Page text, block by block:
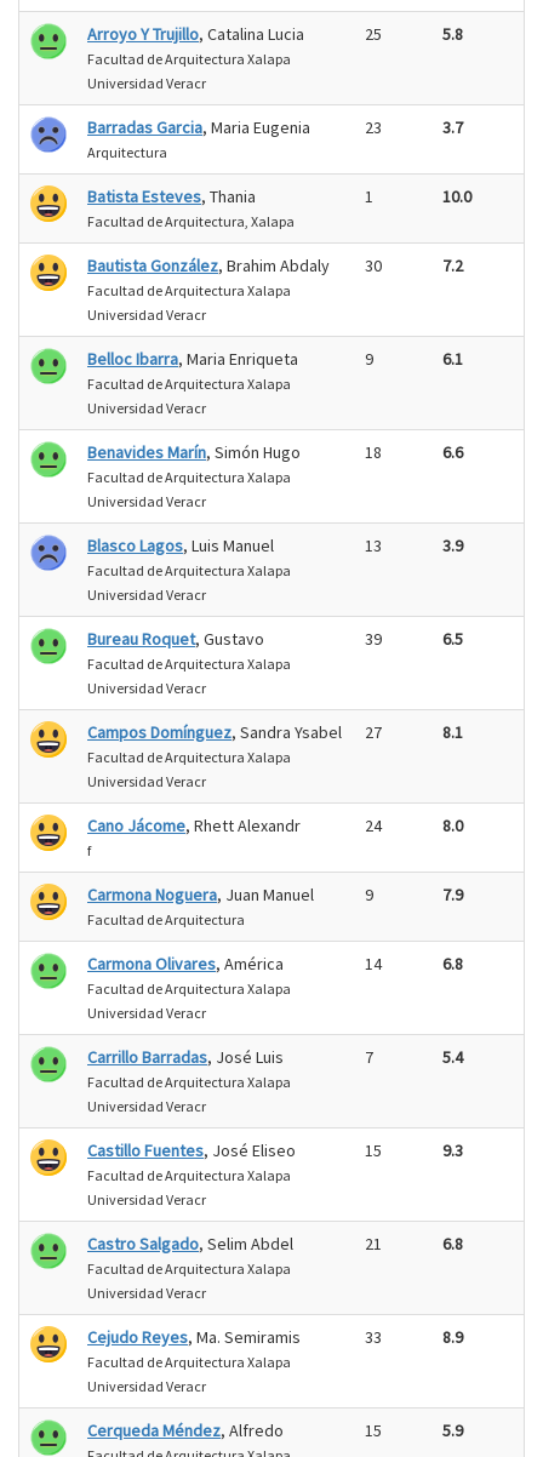
Arroyo Y Trujillo, Catalina Lucia
Facultad de Arquitectura Xalapa
Universidad Veracr
25 5.8
Barradas Garcia, Maria Eugenia
Arquitectura
23 3.7
Batista Esteves, Thania
Facultad de Arquitectura, Xalapa
1 10.0
Bautista González, Brahim Abdaly
Facultad de Arquitectura Xalapa
Universidad Veracr
30 7.2
Belloc Ibarra, Maria Enriqueta
Facultad de Arquitectura Xalapa
Universidad Veracr
9 6.1
Benavides Marín, Simón Hugo
Facultad de Arquitectura Xalapa
Universidad Veracr
18 6.6
Blasco Lagos, Luis Manuel
Facultad de Arquitectura Xalapa
Universidad Veracr
13 3.9
Bureau Roquet, Gustavo
Facultad de Arquitectura Xalapa
Universidad Veracr
39 6.5
Campos Domínguez, Sandra Ysabel
Facultad de Arquitectura Xalapa
Universidad Veracr
27 8.1
Cano Jácome, Rhett Alexandr
f
24 8.0
Carmona Noguera, Juan Manuel
Facultad de Arquitectura
9 7.9
Carmona Olivares, América
Facultad de Arquitectura Xalapa
Universidad Veracr
14 6.8
Carrillo Barradas, José Luis
Facultad de Arquitectura Xalapa
Universidad Veracr
7 5.4
Castillo Fuentes, José Eliseo
Facultad de Arquitectura Xalapa
Universidad Veracr
15 9.3
Castro Salgado, Selim Abdel
Facultad de Arquitectura Xalapa
Universidad Veracr
21 6.8
Cejudo Reyes, Ma. Semiramis
Facultad de Arquitectura Xalapa
Universidad Veracr
33 8.9
Cerqueda Méndez, Alfredo 15 5.9